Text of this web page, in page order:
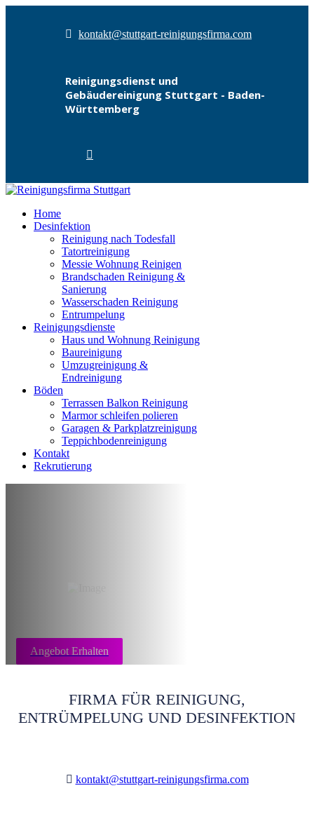
kontakt@stuttgart-reinigungsfirma.com
Reinigungsdienst und
Gebäudereinigung Stuttgart - Baden-
Württemberg
Home
Desinfektion
Reinigung nach Todesfall
Tatortreinigung
Messie Wohnung Reinigen
Brandschaden Reinigung &
Sanierung
Wasserschaden Reinigung
Entrumpelung
Reinigungsdienste
Haus und Wohnung Reinigung
Baureinigung
Umzugreinigung &
Endreinigung
Böden
Terrassen Balkon Reinigung
Marmor schleifen polieren
Garagen & Parkplatzreinigung
Teppichbodenreinigung
Kontakt
Rekrutierung
Angebot Erhalten
FIRMA FÜR REINIGUNG,
ENTRÜMPELUNG UND DESINFEKTION
kontakt@stuttgart-reinigungsfirma.com